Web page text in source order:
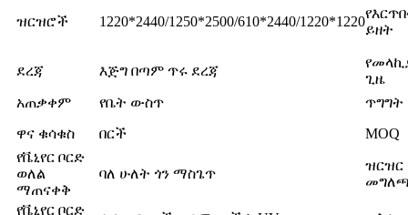
ዝርዝሮች 1220*2440/1250*2500/610*2440/1220*1220
ይዘት
ደረጃ እጅግ በጣም ጥሩ ደረጃ
ጊዜ
አጠቃቀም
የቤት ውስጥ
ጥግግት
ዋና ቁሳቁስ
በርች
MOQ
የቬኒየር ቦርድ
ወለል
ማጠናቀቅ
ባለ ሁለት ጎን ማስጌጥ
ዝርዝር
የቬኒየር ቦርድ